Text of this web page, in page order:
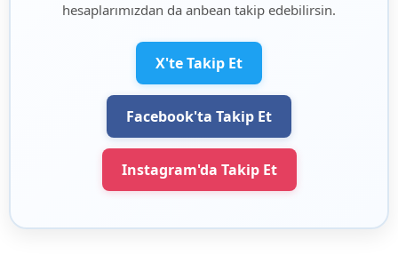
hesaplarımızdan da anbean takip edebilirsin.
X'te Takip Et
Facebook'ta Takip Et
Instagram'da Takip Et